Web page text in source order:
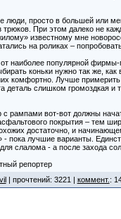
просто в большей или
трюков. При этом далеко не
известному мне
на роликах –
наиболее популярной фирмы-
коньки нужно так же,
комфортно. Лучше
деталь слишком громоздкая и
рампами вот-вот должны
покрытия – тем
достаточно, и
- пока лучшие варианты.
слалома - а после захода
репортер
| прочтений: 3221 | коммент. :